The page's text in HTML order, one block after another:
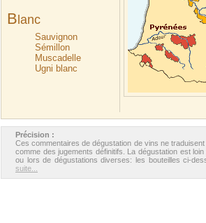
B lanc
Sauvignon
Sémillon
Muscadelle
Ugni blanc
Précision :
Ces commentaires de dégustation de vins ne
comme des jugements définitifs. La dégustation est
ou lors de dégustations diverses: les bouteilles ci-
suite...